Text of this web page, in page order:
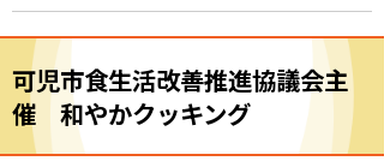
可児市食生活改善推進協議会主
催 和やかクッキング